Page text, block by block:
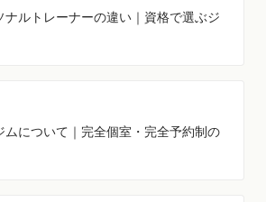
ナルトレーナーの違い｜資格で選ぶジ
ムについて｜完全個室・完全予約制の